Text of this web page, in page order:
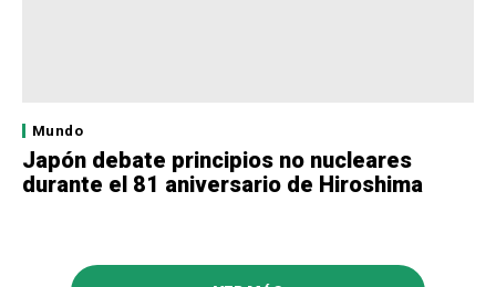
Mundo
Japón debate principios no nucleares
durante el 81 aniversario de Hiroshima